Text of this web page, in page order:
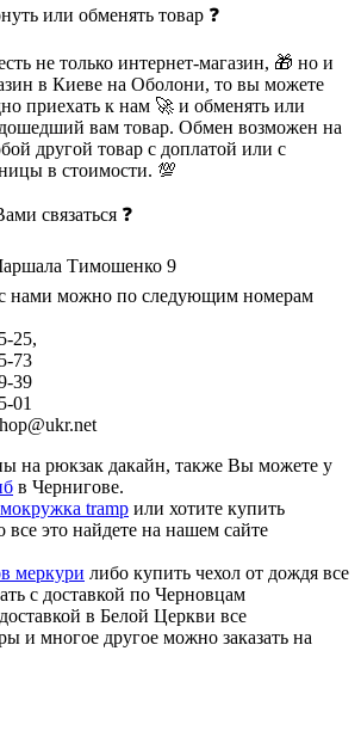
или обменять товар ❓
не только интернет-магазин, 🎁 но и
в Киеве на Оболони, то вы можете
приехать к нам 🚀 и обменять или
вам товар. Обмен возможен на
другой товар с доплатой или с
в стоимости. 💯
связаться ❓
Тимошенко 9
нами можно по следующим номерам
25,
73
735-79-39
01
на рюкзак дакайн, также Вы можете у
в Чернигове.
tramp или хотите купить
это найдете на нашем сайте
меркури либо купить чехол от дождя все
с доставкой по Черновцам
в Белой Церкви все
и многое другое можно заказать на